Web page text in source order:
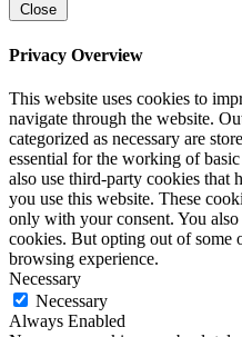
Close
Privacy Overview
This website uses cookies to
navigate through the website.
categorized as necessary are
essential for the working of
also use third-party cookies that
you use this website. These
only with your consent. You
cookies. But opting out of some
browsing experience.
Necessary
Necessary
Always Enabled